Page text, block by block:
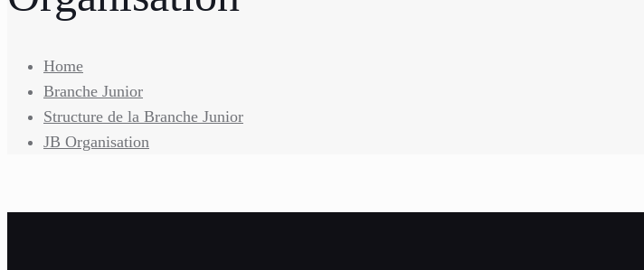
Home
Branche Junior
Structure de la Branche Junior
JB Organisation